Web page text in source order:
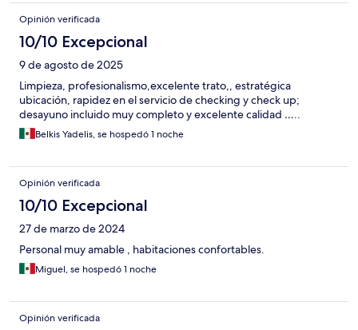
Opinión verificada
10/10 Excepcional
9 de agosto de 2025
Limpieza, profesionalismo,excelente trato,, estratégica
ubicación, rapidez en el servicio de checking y check up;
desayuno incluido muy completo y excelente calidad …..
Belkis Yadelis, se hospedó 1 noche
Opinión verificada
10/10 Excepcional
27 de marzo de 2024
Personal muy amable , habitaciones confortables.
Miguel, se hospedó 1 noche
Opinión verificada